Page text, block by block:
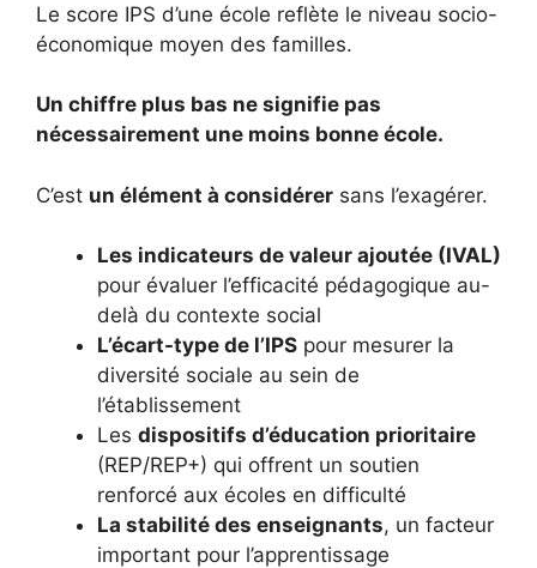
Le score IPS d’une école reflète le niveau socio-
économique moyen des familles.
Un chiffre plus bas ne signifie pas
nécessairement une moins bonne école.
C’est un élément à considérer sans l’exagérer.
Les indicateurs de valeur ajoutée (IVAL)
pour évaluer l’efficacité pédagogique au-
delà du contexte social
L’écart-type de l’IPS pour mesurer la
diversité sociale au sein de
l’établissement
Les dispositifs d’éducation prioritaire
(REP/REP+) qui offrent un soutien
renforcé aux écoles en difficulté
La stabilité des enseignants, un facteur
important pour l’apprentissage